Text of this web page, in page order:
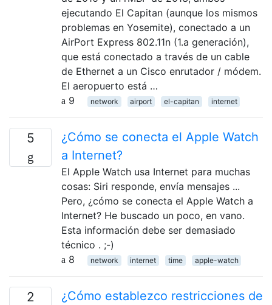
ejecutando El Capitan (aunque los mismos
problemas en Yosemite), conectado a un
AirPort Express 802.11n (1.a generación),
que está conectado a través de un cable
de Ethernet a un Cisco enrutador / módem.
El aeropuerto está …
9
network airport el-capitan internet
5
¿Cómo se conecta el Apple Watch
a Internet?
El Apple Watch usa Internet para muchas
cosas: Siri responde, envía mensajes ...
Pero, ¿cómo se conecta el Apple Watch a
Internet? He buscado un poco, en vano.
Esta información debe ser demasiado
técnico . ;-)
8
network internet time apple-watch
2
¿Cómo establezco restricciones de